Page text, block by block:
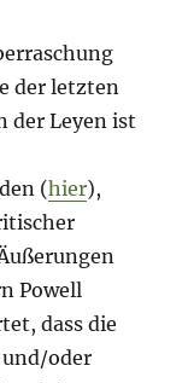
der letzten
der Leyen ist
(hier),
Powell
dass die
oder